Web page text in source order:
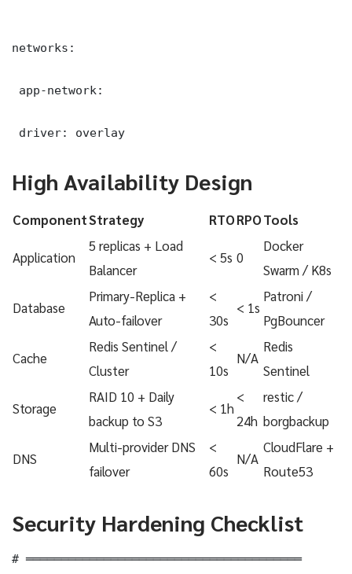
networks:
app-network:
driver: overlay
High Availability Design
ComponentStrategy RTORPOTools
Application
5 replicas + Load
Balancer
< 5s 0
Docker
Swarm / K8s
Database
Primary-Replica +
Auto-failover
<
30s
< 1s
Patroni /
PgBouncer
Cache
Redis Sentinel /
Cluster
<
10s
N/A
Redis
Sentinel
Storage
RAID 10 + Daily
backup to S3
< 1h
<
24h
restic /
borgbackup
DNS
Multi-provider DNS
failover
<
60s
N/A
CloudFlare +
Route53
Security Hardening Checklist
# ═══════════════════════════════════════